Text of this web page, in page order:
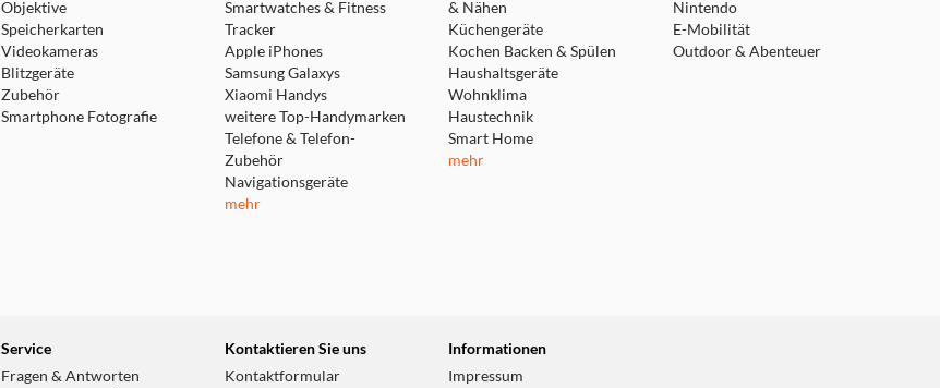
Objektive
Speicherkarten
Videokameras
Blitzgeräte
Zubehör
Smartphone Fotografie
Smartwatches & Fitness
Tracker
Apple iPhones
Samsung Galaxys
Xiaomi Handys
weitere Top-Handymarken
Telefone & Telefon-
Zubehör
Navigationsgeräte
mehr
& Nähen
Küchengeräte
Kochen Backen & Spülen
Haushaltsgeräte
Wohnklima
Haustechnik
Smart Home
mehr
Nintendo
E-Mobilität
Outdoor & Abenteuer
Service
Fragen & Antworten
Kontaktieren Sie uns
Kontaktformular
Informationen
Impressum